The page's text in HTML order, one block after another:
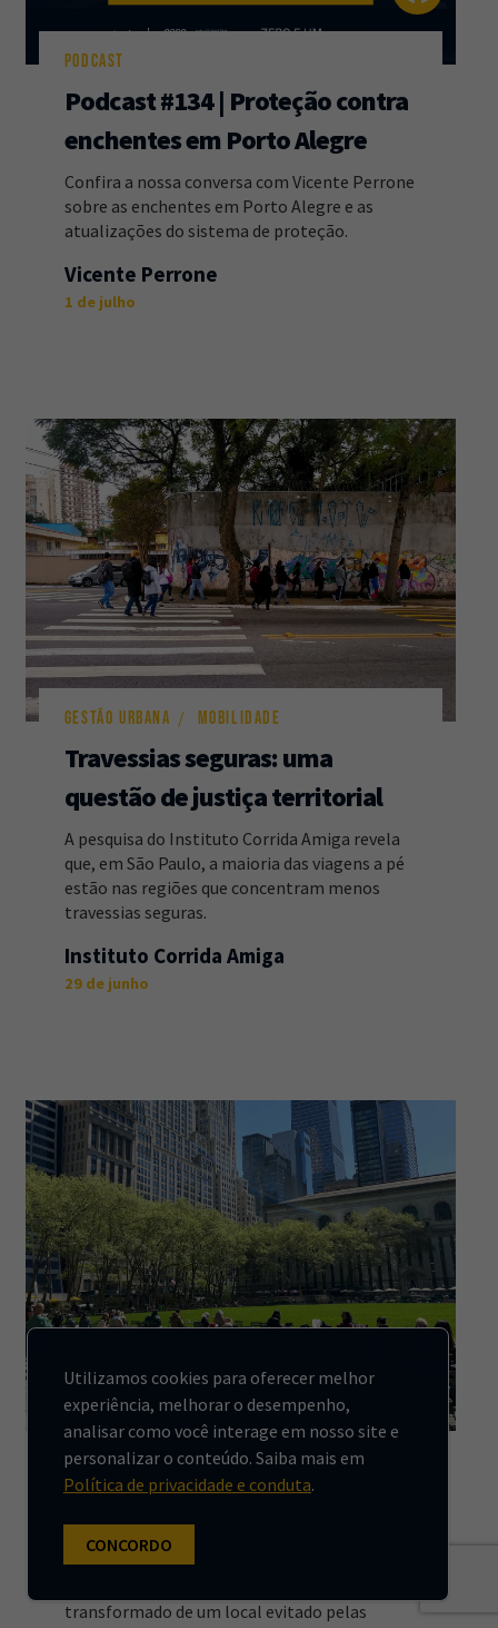
Utilizamos cookies para oferecer melhor
experiência, melhorar o desempenho,
analisar como você interage em nosso site e
personalizar o conteúdo. Saiba mais em
Política de privacidade e conduta.
CONCORDO
PODCAST
Podcast #134 | Proteção contra
enchentes em Porto Alegre
Confira a nossa conversa com Vicente Perrone
sobre as enchentes em Porto Alegre e as
atualizações do sistema de proteção.
Vicente Perrone
1 de julho
GESTÃO URBANA MOBILIDADE
Travessias seguras: uma
questão de justiça territorial
A pesquisa do Instituto Corrida Amiga revela
que, em São Paulo, a maioria das viagens a pé
estão nas regiões que concentram menos
travessias seguras.
Instituto Corrida Amiga
29 de junho
GESTÃO URBANA
Como o Bryant Park
transformou Manhattan e
inspirou espaços públicos
transformado de um local evitado pelas